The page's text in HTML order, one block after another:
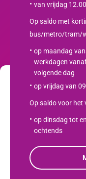
Wij gebruiken cookies om
hoe je ze kunt beheren
van vrijdag
Op saldo met
bus/metro/tram/
op maandag
werkdagen
volgende dag
op vrijdag van
Op saldo voor het
op dinsdag tot
ochtends